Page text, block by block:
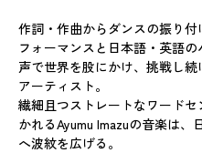
作詞・作曲からダンスの振り
フォーマンスと日本語・英語
声で世界を股にかけ、挑戦し
アーティスト。
繊細且つストレートなワード
かれるAyumu Imazuの音楽は
へ波紋を広げる。